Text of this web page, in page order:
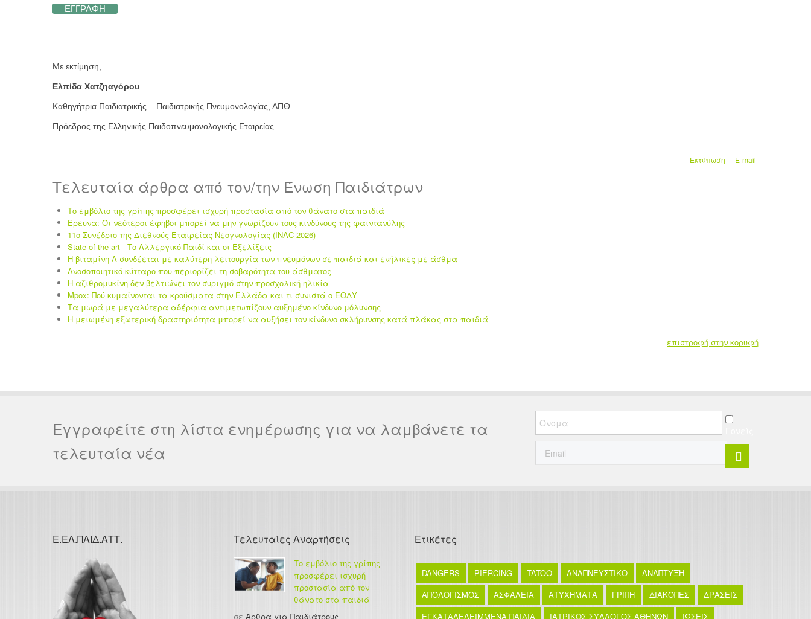
ΕΓΓΡΑΦΗ
Με εκτίμηση,
Ελπίδα Χατζηαγόρου
Καθηγήτρια Παιδιατρικής – Παιδιατρικής Πνευμονολογίας, ΑΠΘ
Πρόεδρος της Ελληνικής Παιδοπνευμονολογικής Εταιρείας
Εκτύπωση E-mail
Τελευταία άρθρα από τον/την Ένωση Παιδιάτρων
Το εμβόλιο της γρίπης προσφέρει ισχυρή προστασία από τον θάνατο στα παιδιά
Έρευνα: Οι νεότεροι έφηβοι μπορεί να μην γνωρίζουν τους κινδύνους της φαιντανύλης
11ο Συνέδριο της Διεθνούς Εταιρείας Νεογνολογίας (INAC 2026)
State of the art - Το Αλλεργικό Παιδί και οι Eξελίξεις
Η βιταμίνη Α συνδέεται με καλύτερη λειτουργία των πνευμόνων σε παιδιά και ενήλικες με άσθμα
Ανοσοποιητικό κύτταρο που περιορίζει τη σοβαρότητα του άσθματος
Η αζιθρομυκίνη δεν βελτιώνει τον συριγμό στην προσχολική ηλικία
Mpox: Πού κυμαίνονται τα κρούσματα στην Ελλάδα και τι συνιστά ο ΕΟΔΥ
Τα μωρά με μεγαλύτερα αδέρφια αντιμετωπίζουν αυξημένο κίνδυνο μόλυνσης
Η μειωμένη εξωτερική δραστηριότητα μπορεί να αυξήσει τον κίνδυνο σκλήρυνσης κατά πλάκας στα παιδιά
επιστροφή στην κορυφή
Εγγραφείτε στη λίστα ενημέρωσης για να λαμβάνετε τα
τελευταία νέα
Ε.ΕΛ.ΠΑΙΔ.ΑΤΤ. Τελευταίες Αναρτήσεις
Το εμβόλιο της γρίπης
προσφέρει ισχυρή
προστασία από τον
θάνατο στα παιδιά
σε Άρθρα για Παιδιάτρους
Ετικέτες
DANGERS PIERCING TATOO ΑΝΑΠΝΕΥΣΤΙΚΟ
ΑΝΑΠΤΥΞΗ
ΑΠΟΛΟΓΙΣΜΟΣ
ΑΣΦΑΛΕΙΑ ΑΤΥΧΗΜΑΤΑ ΓΡΙΠΗ ΔΙΑΚΟΠΕΣ
ΔΡΑΣΕΙΣ
ΕΓΚΑΤΑΛΕΛΕΙΜΜΕΝΑ ΠΑΙΔΙΑ
ΙΑΤΡΙΚΟΣ ΣΥΛΛΟΓΟΣ ΑΘΗΝΩΝ ΙΩΣΕΙΣ